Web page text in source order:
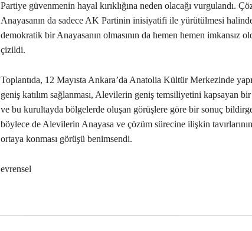
Partiye güvenmenin hayal kırıklığına neden olacağı vurgulandı.
Anayasanın da sadece AK Partinin inisiyatifi ile yürütülmesi halinde
demokratik bir Anayasanın olmasının da hemen hemen imkansız
çizildi.
Toplantıda, 12 Mayısta Ankara’da Anatolia Kültür Merkezinde
geniş katılım sağlanması, Alevilerin geniş temsiliyetini kapsayan
ve bu kurultayda bölgelerde oluşan görüşlere göre bir sonuç
böylece de Alevilerin Anayasa ve çözüm sürecine ilişkin
ortaya konması görüşü benimsendi.
evrensel